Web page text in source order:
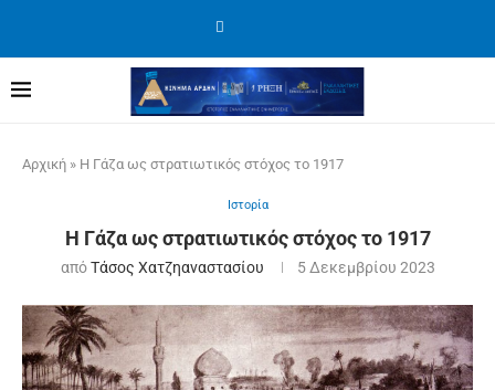
Αρχική » Η Γάζα ως στρατιωτικός στόχος το 1917
Ιστορία
Η Γάζα ως στρατιωτικός στόχος το 1917
απόΤάσος Χατζηαναστασίου 5 Δεκεμβρίου 2023